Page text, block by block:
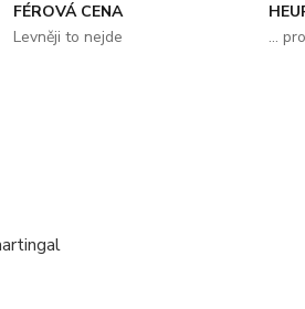
FÉROVÁ CENA
Levněji to nejde
...